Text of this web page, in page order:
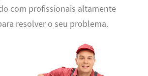
com profissionais altamente
resolver o seu problema.